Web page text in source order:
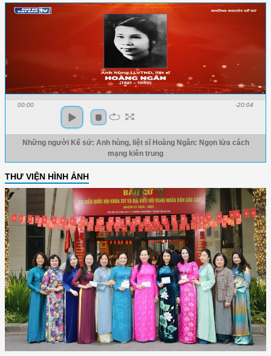
00:00 -20:04
Những người Kể sử: Anh hùng, liệt sĩ Hoàng Ngân: Ngọn lửa cách
mạng kiên trung
THƯ VIỆN HÌNH ẢNH